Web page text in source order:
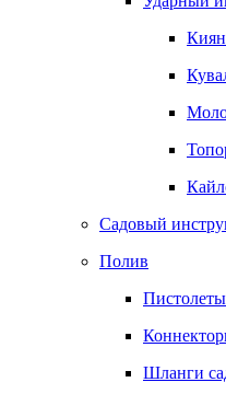
Садовый
Полив
Шланги